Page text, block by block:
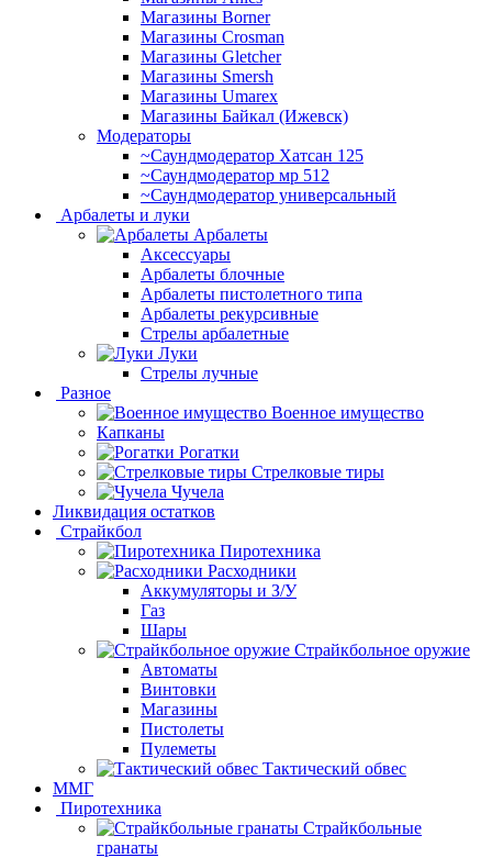
Магазины Borner
Магазины Crosman
Магазины Gletcher
Магазины Smersh
Магазины Umarex
Магазины Байкал (Ижевск)
Модераторы
~Cаундмодератор Хатсан 125
~Саундмодератор мр 512
~Саундмодератор универсальный
Арбалеты и луки
Арбалеты
Аксессуары
Арбалеты блочные
Арбалеты пистолетного типа
Арбалеты рекурсивные
Стрелы арбалетные
Луки
Стрелы лучные
Разное
Военное имущество
Капканы
Рогатки
Стрелковые тиры
Чучела
Ликвидация остатков
Страйкбол
Пиротехника
Расходники
Аккумуляторы и З/У
Газ
Шары
Страйкбольное оружие
Автоматы
Винтовки
Магазины
Пистолеты
Пулеметы
Тактический обвес
ММГ
Пиротехника
Страйкбольные
гранаты